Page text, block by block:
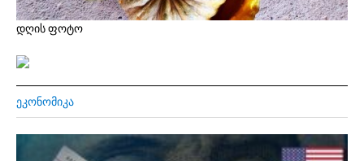
დღის ფოტო
ᲔᲙᲝᲜᲝᲛᲘᲙᲐ